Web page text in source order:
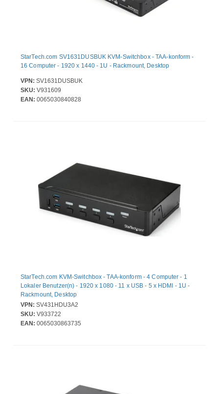
StarTech.com SV1631DUSBUK KVM-Switchbox - TAA-konform -
16 Computer - 1920 x 1440 - 1U - Rackmount, Desktop
VPN: SV1631DUSBUK
SKU: V931609
EAN: 0065030840828
StarTech.com KVM-Switchbox - TAA-konform - 4 Computer - 1
Lokaler Benutzer(n) - 1920 x 1080 - 11 x USB - 5 x HDMI - 1U -
Rackmount, Desktop
VPN: SV431HDU3A2
SKU: V933722
EAN: 0065030863735